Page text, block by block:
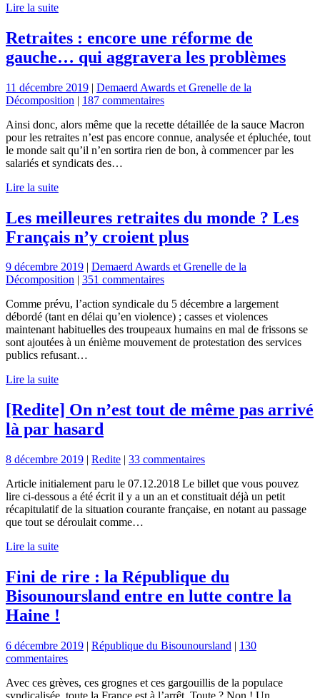
Lire la suite
Retraites : encore une réforme de
gauche… qui aggravera les problèmes
11 décembre 2019 | Demaerd Awards et Grenelle de la
Décomposition | 187 commentaires
Ainsi donc, alors même que la recette détaillée de la sauce Macron
pour les retraites n’est pas encore connue, analysée et épluchée, tout
le monde sait qu’il n’en sortira rien de bon, à commencer par les
salariés et syndicats des…
Lire la suite
Les meilleures retraites du monde ? Les
Français n’y croient plus
9 décembre 2019
Demaerd Awards et Grenelle de la
Décomposition
351 commentaires
Comme prévu, l’action syndicale du 5 décembre a largement
débordé (tant en délai qu’en violence) ; casses et violences
maintenant habituelles des troupeaux humains en mal de frissons se
sont ajoutées à un énième mouvement de protestation des services
publics refusant…
Lire la suite
[Redite] On n’est tout de même pas arrivé
là par hasard
8 décembre 2019 | Redite | 33 commentaires
Article initialement paru le 07.12.2018 Le billet que vous pouvez
lire ci-dessous a été écrit il y a un an et constituait déjà un petit
récapitulatif de la situation courante française, en notant au passage
que tout se déroulait comme…
Lire la suite
Fini de rire : la République du
Bisounoursland entre en lutte contre la
Haine !
6 décembre 2019 | République du Bisounoursland | 130
commentaires
Avec ces grèves, ces grognes et ces gargouillis de la populace
syndicalisée, toute la France est à l’arrêt. Toute ? Non ! Un